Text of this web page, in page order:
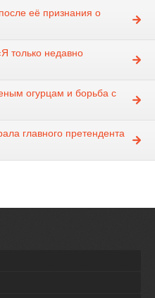
её признания о
только недавно
огурцам и борьба с
главного претендента